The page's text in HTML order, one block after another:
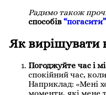
Радимо також
способів
Як вирішувати
Погоджуйте час і
спокійний час,
Наприклад: «Мені